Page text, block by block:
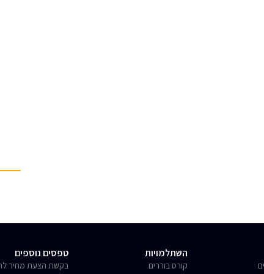
השתלמויות
קורס בוררים
טפסים נוספים
בקשת הצעת מחיר